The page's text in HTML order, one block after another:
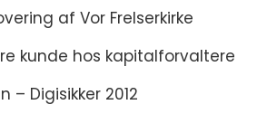
af Vor Frelserkirke
kunde hos kapitalforvaltere
– Digisikker 2012